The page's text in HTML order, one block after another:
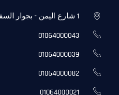
1 شارع اليمن - بجوار السفارة السعودية - الجيزة
01064000043
01064000039
01064000082
01064000021